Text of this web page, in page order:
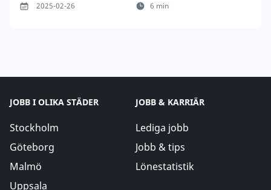
2025-02-26 6 min
JOBB I OLIKA STÄDER
Stockholm
Göteborg
Malmö
Uppsala
JOBB & KARRIÄR
Lediga jobb
Jobb & tips
Lönestatistik